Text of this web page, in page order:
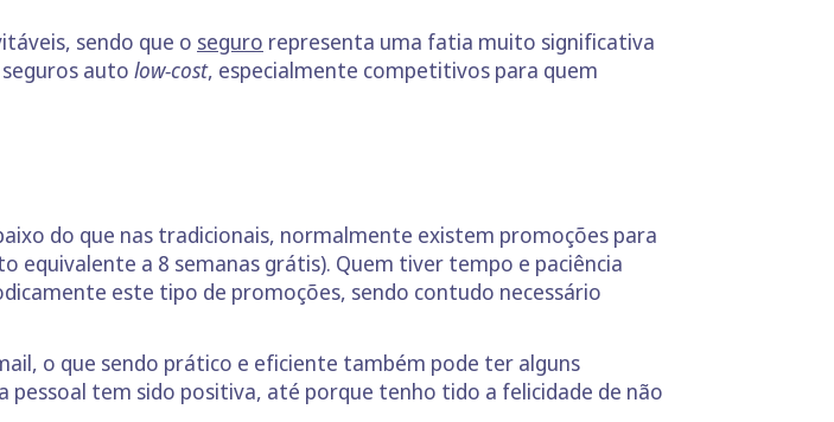
sendo que o seguro representa uma fatia muito significativa
auto low-cost, especialmente competitivos para quem
do que nas tradicionais, normalmente existem promoções para
a 8 semanas grátis). Quem tiver tempo e paciência
este tipo de promoções, sendo contudo necessário
o que sendo prático e eficiente também pode ter alguns
pessoal tem sido positiva, até porque tenho tido a felicidade de não